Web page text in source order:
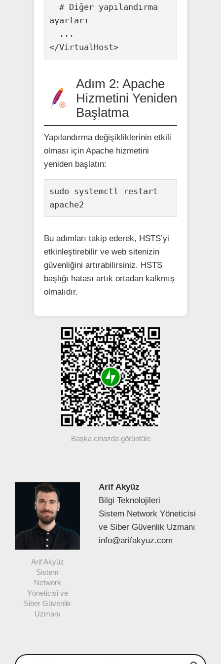
ayarları
</VirtualHost>
Adım 2: Apache
Hizmetini Yeniden
Başlatma
Yapılandırma değişikliklerinin etkili
olması için Apache hizmetini
yeniden başlatın:
sudo systemctl restart
apache2
Bu adımları takip ederek, HSTS’yi
etkinleştirebilir ve web sitenizin
güvenliğini artırabilirsiniz. HSTS
başlığı hatası artık ortadan kalkmış
olmalıdır.
Başka cihazda görüntüle
Arif Akyüz
Sistem
Network
Yöneticisi ve
Siber Güvenlik
Uzmanı
Arif Akyüz
Bilgi Teknolojileri
Sistem Network Yöneticisi
ve Siber Güvenlik Uzmanı
info@arifakyuz.com